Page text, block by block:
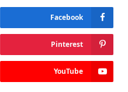
Facebook
Pinterest
YouTube